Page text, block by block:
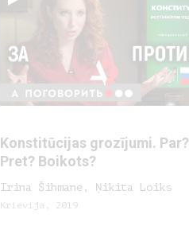
Konstitūcijas grozījumi. Par?
Pret? Boikots?
Irina Šihmane, Ņikita Loiks
Krievija, 2019